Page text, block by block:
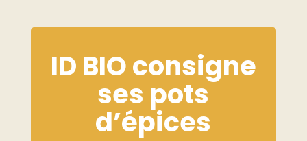
ID BIO consigne
ses pots
d’épices